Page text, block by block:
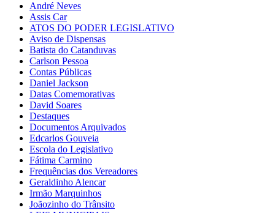
André Neves
Assis Car
ATOS DO PODER LEGISLATIVO
Aviso de Dispensas
Batista do Catanduvas
Carlson Pessoa
Contas Públicas
Daniel Jackson
Datas Comemorativas
David Soares
Destaques
Documentos Arquivados
Edcarlos Gouveia
Escola do Legislativo
Fátima Carmino
Frequências dos Vereadores
Geraldinho Alencar
Irmão Marquinhos
Joãozinho do Trânsito